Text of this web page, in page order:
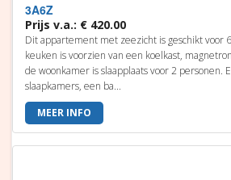
3A6Z
Prijs v.a.: € 420.00
Dit appartement met zeezicht is geschikt voor
keuken is voorzien van een koelkast,
de woonkamer is slaapplaats voor 2 personen.
slaapkamers, een ba...
MEER INFO